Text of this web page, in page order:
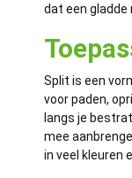
dat een gladde
Split is een
voor paden,
langs je
mee
in veel kleuren